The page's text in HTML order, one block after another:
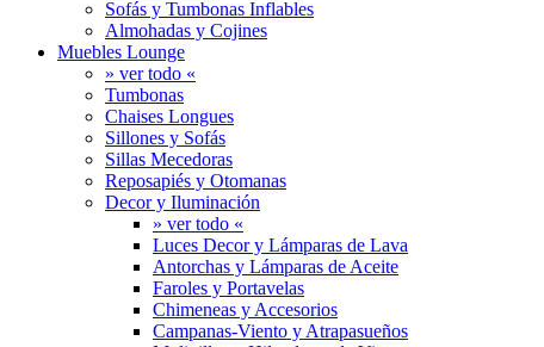
Sofás y Tumbonas Inflables
Almohadas y Cojines
Muebles Lounge
» ver todo «
Tumbonas
Chaises Longues
Sillones y Sofás
Sillas Mecedoras
Reposapiés y Otomanas
Decor y Iluminación
» ver todo «
Luces Decor y Lámparas de Lava
Antorchas y Lámparas de Aceite
Faroles y Portavelas
Chimeneas y Accesorios
Campanas-Viento y Atrapasueños